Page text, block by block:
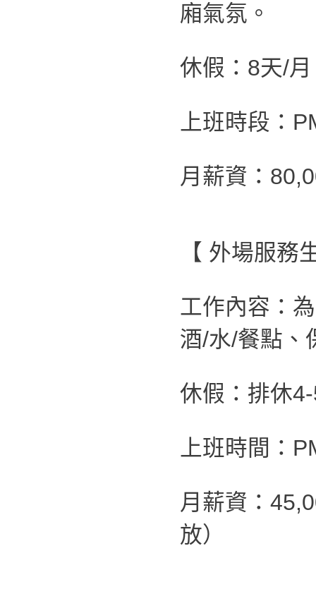
廂氣氛。
休假：8天/月
上班時段：
月薪資：
【 外場服務
工作內容：
酒/水/餐點、
休假：排休
上班時間：
月薪資：
放）